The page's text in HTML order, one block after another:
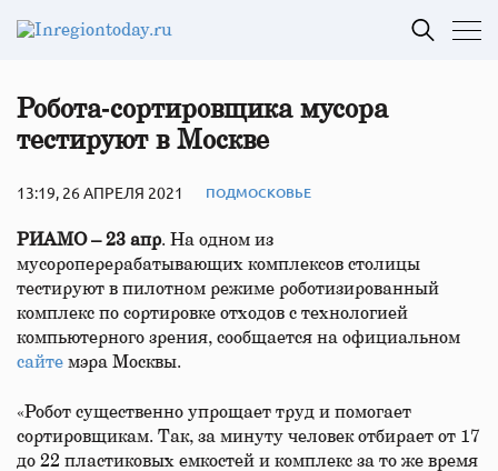
Робота‑сортировщика мусора
тестируют в Москве
13:19, 26 АПРЕЛЯ 2021 ПОДМОСКОВЬЕ
РИАМО – 23 апр. На одном из
мусороперерабатывающих комплексов столицы
тестируют в пилотном режиме роботизированный
комплекс по сортировке отходов с технологией
компьютерного зрения, сообщается на официальном
сайте мэра Москвы.
«Робот существенно упрощает труд и помогает
сортировщикам. Так, за минуту человек отбирает от 17
до 22 пластиковых емкостей и комплекс за то же время